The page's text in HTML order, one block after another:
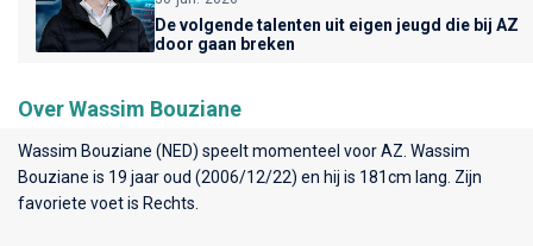
De volgende talenten uit eigen jeugd die bij AZ
door gaan breken
Over Wassim Bouziane
Wassim Bouziane (NED) speelt momenteel voorAZ . Wassim
Bouziane is 19 jaar oud (2006/12/22) en hij is 181cm lang. Zijn
favoriete voet is Rechts.